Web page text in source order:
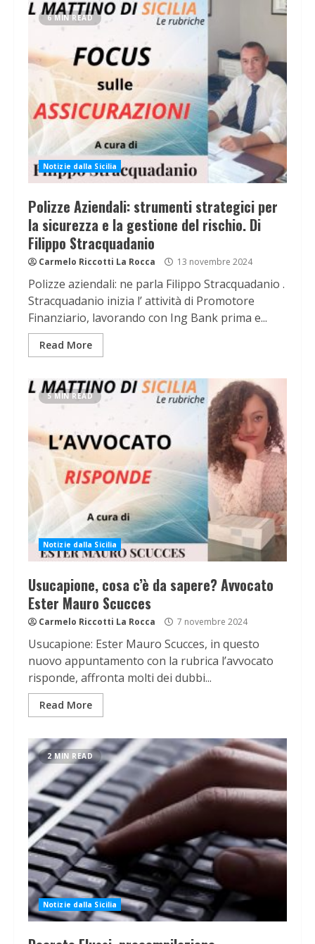
6 MIN READ
Notizie dalla Sicilia
Polizze Aziendali: strumenti strategici per
la sicurezza e la gestione del rischio. Di
Filippo Stracquadanio
Carmelo Riccotti La Rocca 13 novembre 2024
Polizze aziendali: ne parla Filippo Stracquadanio .
Stracquadanio inizia l’ attività di Promotore
Finanziario, lavorando con Ing Bank prima e...
Read More
5 MIN READ
Notizie dalla Sicilia
Usucapione, cosa c’è da sapere? Avvocato
Ester Mauro Scucces
Carmelo Riccotti La Rocca 7 novembre 2024
Usucapione: Ester Mauro Scucces, in questo
nuovo appuntamento con la rubrica l’avvocato
risponde, affronta molti dei dubbi...
Read More
2 MIN READ
Notizie dalla Sicilia